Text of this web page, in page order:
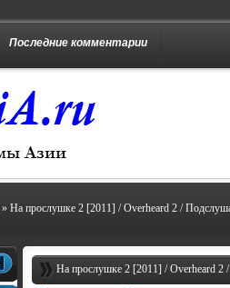
Последние комментарии
» На прослушке 2 [2011] / Overheard 2 /
На прослушке 2 [2011] / Overheard 2